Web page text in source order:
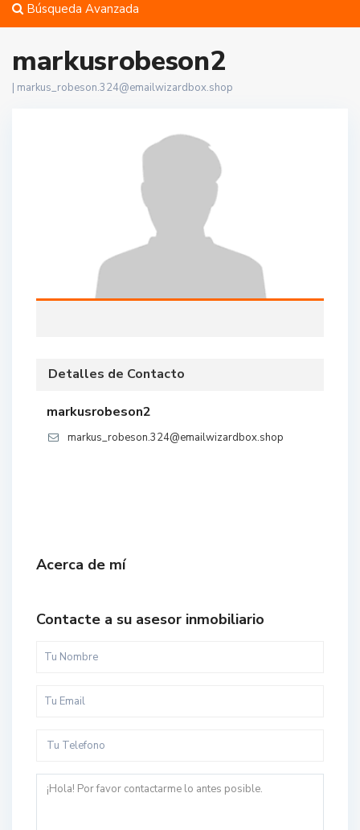
Búsqueda Avanzada
markusrobeson2
markus_robeson.324@emailwizardbox.shop
Detalles de Contacto
markusrobeson2
markus_robeson.324@emailwizardbox.shop
Acerca de mí
Contacte a su asesor inmobiliario